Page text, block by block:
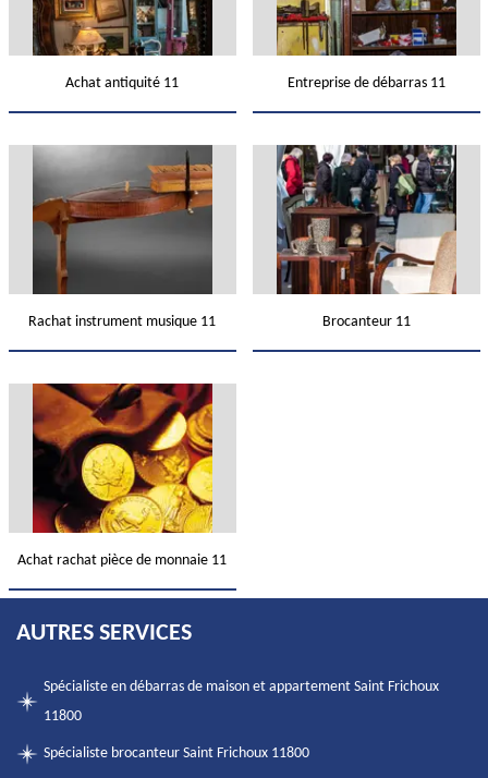
Achat antiquité 11 Entreprise de débarras 11
Rachat instrument musique 11 Brocanteur 11
Achat rachat pièce de monnaie 11
AUTRES SERVICES
Spécialiste en débarras de maison et appartement Saint Frichoux
11800
Spécialiste brocanteur Saint Frichoux 11800